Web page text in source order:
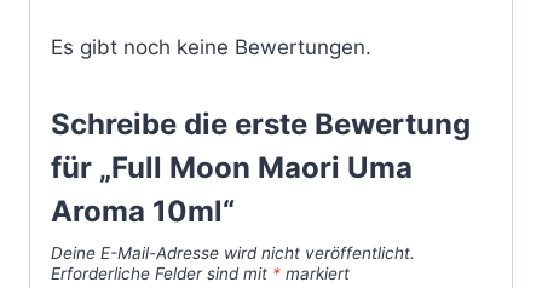
Es gibt noch keine Bewertungen.
Schreibe die erste Bewertung
für „Full Moon Maori Uma
Aroma 10ml“
Deine E-Mail-Adresse wird nicht veröffentlicht.
Erforderliche Felder sind mit * markiert